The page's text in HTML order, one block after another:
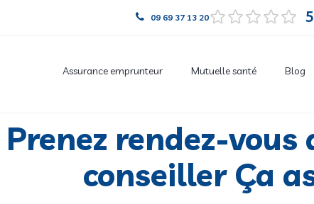
09 69 37 13 20 5
Assurance emprunteur Mutuelle santé Blog
Prenez rendez-vous
conseiller Ça